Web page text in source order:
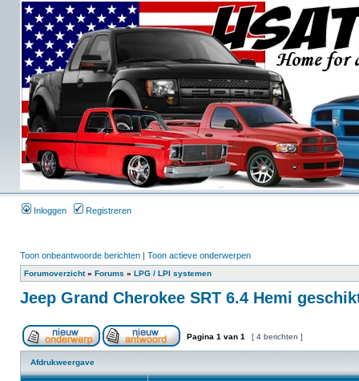
Inloggen Registreren
Toon onbeantwoorde berichten | Toon actieve onderwerpen
Forumoverzicht» Forums » LPG / LPI systemen
Jeep Grand Cherokee SRT 6.4 Hemi
Pagina 1 van 1 [ 4 berichten ]
Afdrukweergave